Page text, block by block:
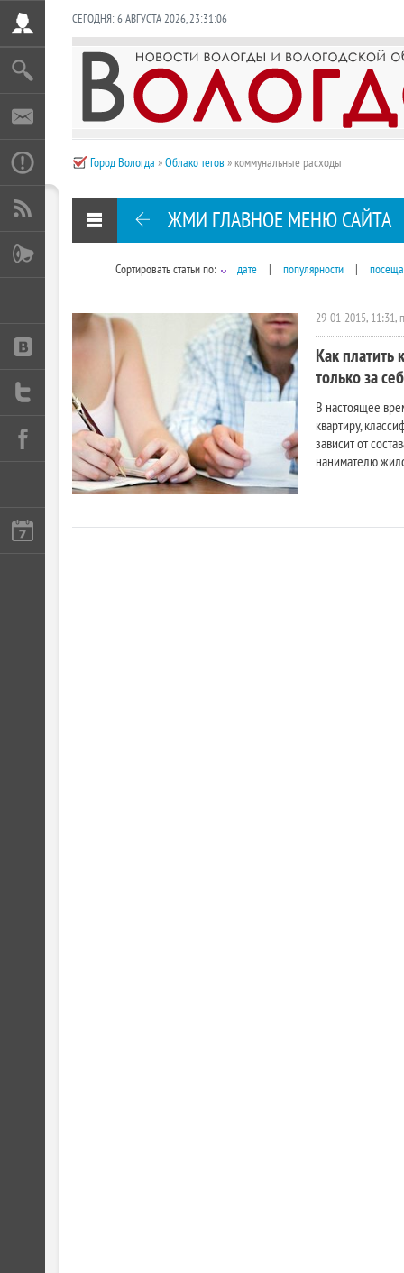
СЕГОДНЯ:6 АВГУСТА 2026,23:31:07
Город Вологда »Облако тегов » коммунальные расходы
ЖМИ ГЛАВНОЕ МЕНЮ САЙТА
Сортировать статьи по: дате | популярности |
29-01-2015, 11:31,
Как платить
только за
В настоящее
квартиру,
зависит от
нанимателю